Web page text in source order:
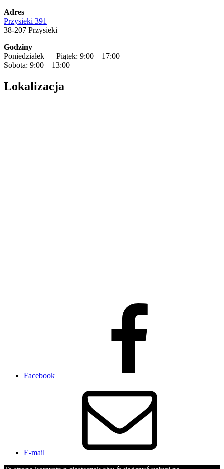
Adres
Przysieki 391
38-207 Przysieki
Godziny
Poniedziałek — Piątek: 9:00 – 17:00
Sobota: 9:00 – 13:00
Lokalizacja
Facebook
E-mail